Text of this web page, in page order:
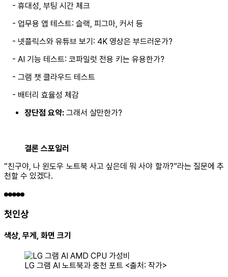
- 휴대성, 부팅 시간 체크
- 업무용 앱 테스트: 슬랙, 피그마, 커서 등
- 넷플릭스와 유튜브 보기: 4K 영상은 부드러운가?
- AI 기능 테스트: 코파일럿 전용 키는 유용한가?
- 그램 챗 클라우드 테스트
- 배터리 효율성 체감
장단점 요약: 그래서 살만한가?
결론 스포일러
“친구야, 나 윈도우 노트북 사고 싶은데 뭐 사야 할까?”라는 질문에 추
천할 수 있겠다.
첫인상
색상, 무게, 화면 크기
LG 그램 AI 노트북과 충천 포트 <출처: 작가>